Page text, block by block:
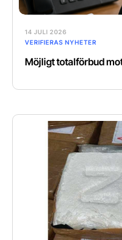
14 JULI 2026
VERIFIERAS NYHETER
Möjligt totalförbud